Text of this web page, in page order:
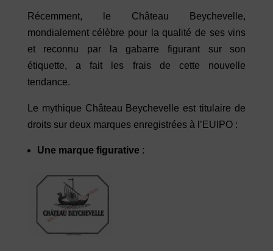
Récemment, le Château Beychevelle,
mondialement célèbre pour la qualité de ses vins
et reconnu par la gabarre figurant sur son
étiquette, a fait les frais de cette nouvelle
tendance.
Le mythique Château Beychevelle est titulaire de
droits sur deux marques enregistrées à l’EUIPO :
Une marque figurative :